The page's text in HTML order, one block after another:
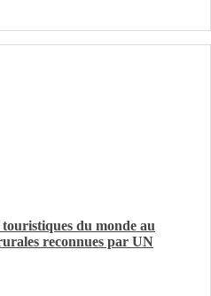
du monde au
reconnues par UN